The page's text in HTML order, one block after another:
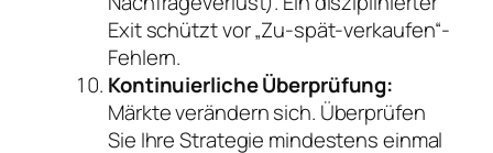
Exit schützt vor „Zu-spät-verkaufen“-
Fehlern.
Kontinuierliche Überprüfung:
Märkte verändern sich. Überprüfen
Sie Ihre Strategie mindestens einmal